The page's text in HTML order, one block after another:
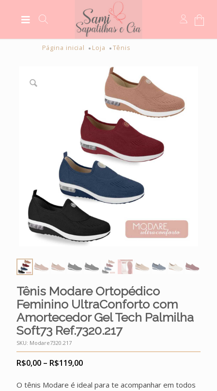
Página inicial Loja Tênis
Tênis Modare Ortopédico
Feminino UltraConforto com
Amortecedor Gel Tech Palmilha
Soft73 Ref.7320.217
SKU: Modare7320.217
R$0,00 – R$119,00Price
range:
R$0,00
O tênis Modare é ideal para te acompanhar em todos